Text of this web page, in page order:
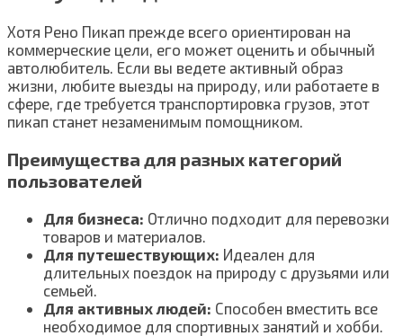
Хотя Рено Пикап прежде всего ориентирован на
коммерческие цели, его может оценить и обычный
автолюбитель. Если вы ведете активный образ
жизни, любите выезды на природу, или работаете в
сфере, где требуется транспортировка грузов, этот
пикап станет незаменимым помощником.
Преимущества для разных категорий
пользователей
Для бизнеса: Отлично подходит для перевозки
товаров и материалов.
Для путешествующих: Идеален для
длительных поездок на природу с друзьями или
семьей.
Для активных людей: Способен вместить все
необходимое для спортивных занятий и хобби.